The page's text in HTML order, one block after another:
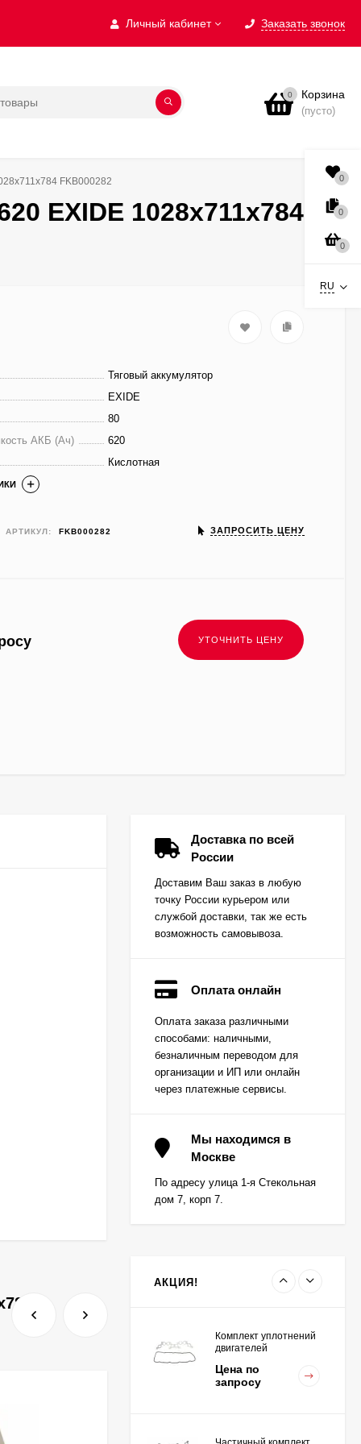
Личный кабинет Заказать звонок
0 Корзина
(пусто)
FKB000282
EXIDE 1028х711х784
Тяговый аккумулятор
EXIDE
80
АКБ (Ач)
620
Кислотная
АРТИКУЛ: FKB000282 ЗАПРОСИТЬ ЦЕНУ
Доставка по всей
России
Доставим Ваш заказ в любую
точку России курьером или
службой доставки, так же есть
возможность самовывоза.
Оплата онлайн
Оплата заказа различными
способами: наличными,
безналичным переводом для
организации и ИП или онлайн
через платежные сервисы.
Мы находимся в
Москве
По адресу улица 1-я Стекольная
дом 7, корп 7.
АКЦИЯ!
Вкладыш коренной
(0,25) (1шт - 1
половинка) для
двигателей
K15,K21,K25
запросу
(1шт - 1 половинка) для
двигателей
K15,K21,K25
Цена по
Комплект уплотнений
двигателей
Цена по
запросу
0
0
0
RU